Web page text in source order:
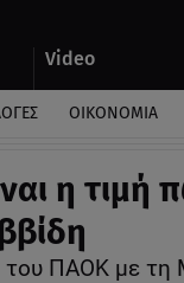
Video
ΟΙΚΟΝΟΜΙΑ
η τιμή
του ΠΑΟΚ με τη